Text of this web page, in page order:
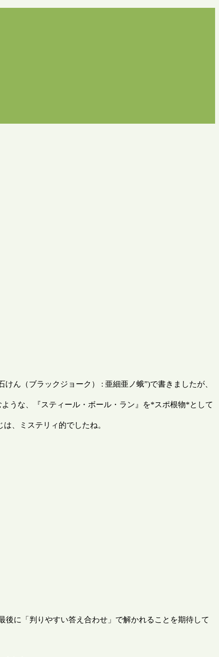
けん（ブラックジョーク） : 亜細亜ノ蛾”)で書きましたが、
うな、『スティール・ボール・ラン』を*スポ根物*として
、ミステリィ的でしたね。
に「判りやすい答え合わせ」で解かれることを期待して